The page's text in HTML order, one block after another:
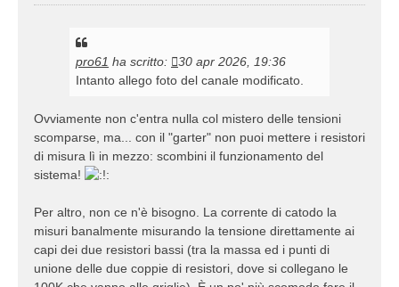
pro61 ha scritto:
30 apr 2026, 19:36
Intanto allego foto del canale modificato.
Ovviamente non c'entra nulla col mistero delle tensioni
scomparse, ma... con il "garter" non puoi mettere i resistori
di misura lì in mezzo: scombini il funzionamento del
sistema!
Per altro, non ce n'è bisogno. La corrente di catodo la
misuri banalmente misurando la tensione direttamente ai
capi dei due resistori bassi (tra la massa ed i punti di
unione delle due coppie di resistori, dove si collegano le